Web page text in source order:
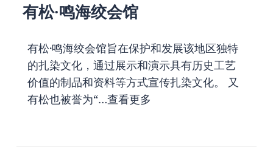
有松·鸣海绞会馆
有松·鸣海绞会馆旨在保护和发展该地区独特
的扎染文化，通过展示和演示具有历史工艺
价值的制品和资料等方式宣传扎染文化。 又
有松也被誉为“…查看更多